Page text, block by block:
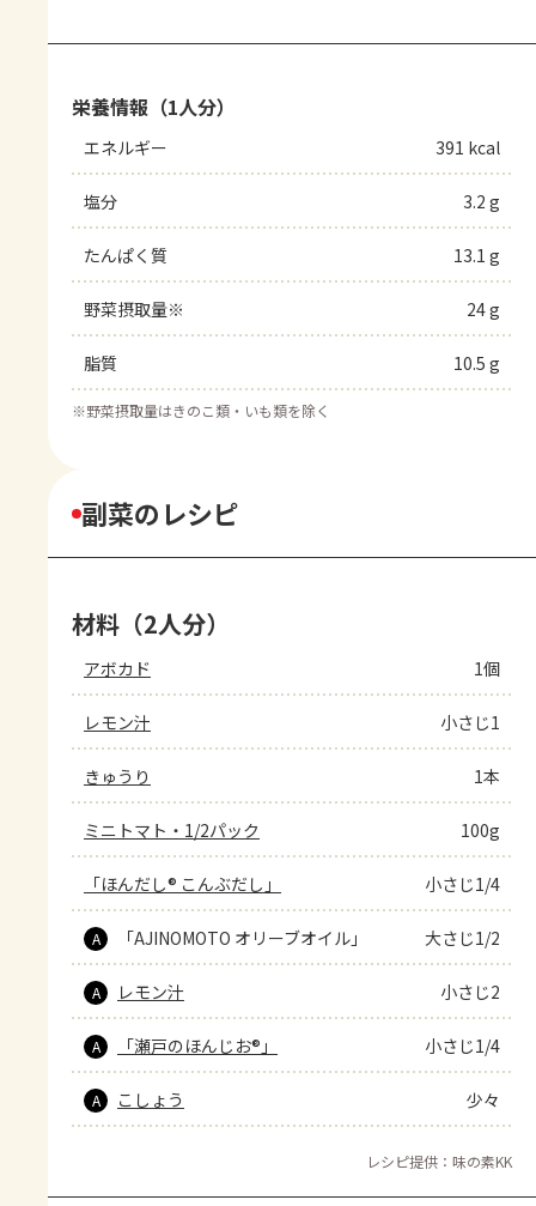
栄養情報（1人分）
エネルギー 391 kcal
塩分 3.2 g
たんぱく質 13.1 g
野菜摂取量※ 24 g
脂質 10.5 g
※野菜摂取量はきのこ類・いも類を除く
副菜のレシピ
材料（2人分）
アボカド 1個
レモン汁 小さじ1
きゅうり 1本
ミニトマト・1/2パック 100g
「ほんだし® こんぶだし」 小さじ1/4
A 「AJINOMOTO オリーブオイル」 大さじ1/2
A レモン汁 小さじ2
A 「瀬戸のほんじお®」 小さじ1/4
A こしょう 少々
レシピ提供：味の素KK